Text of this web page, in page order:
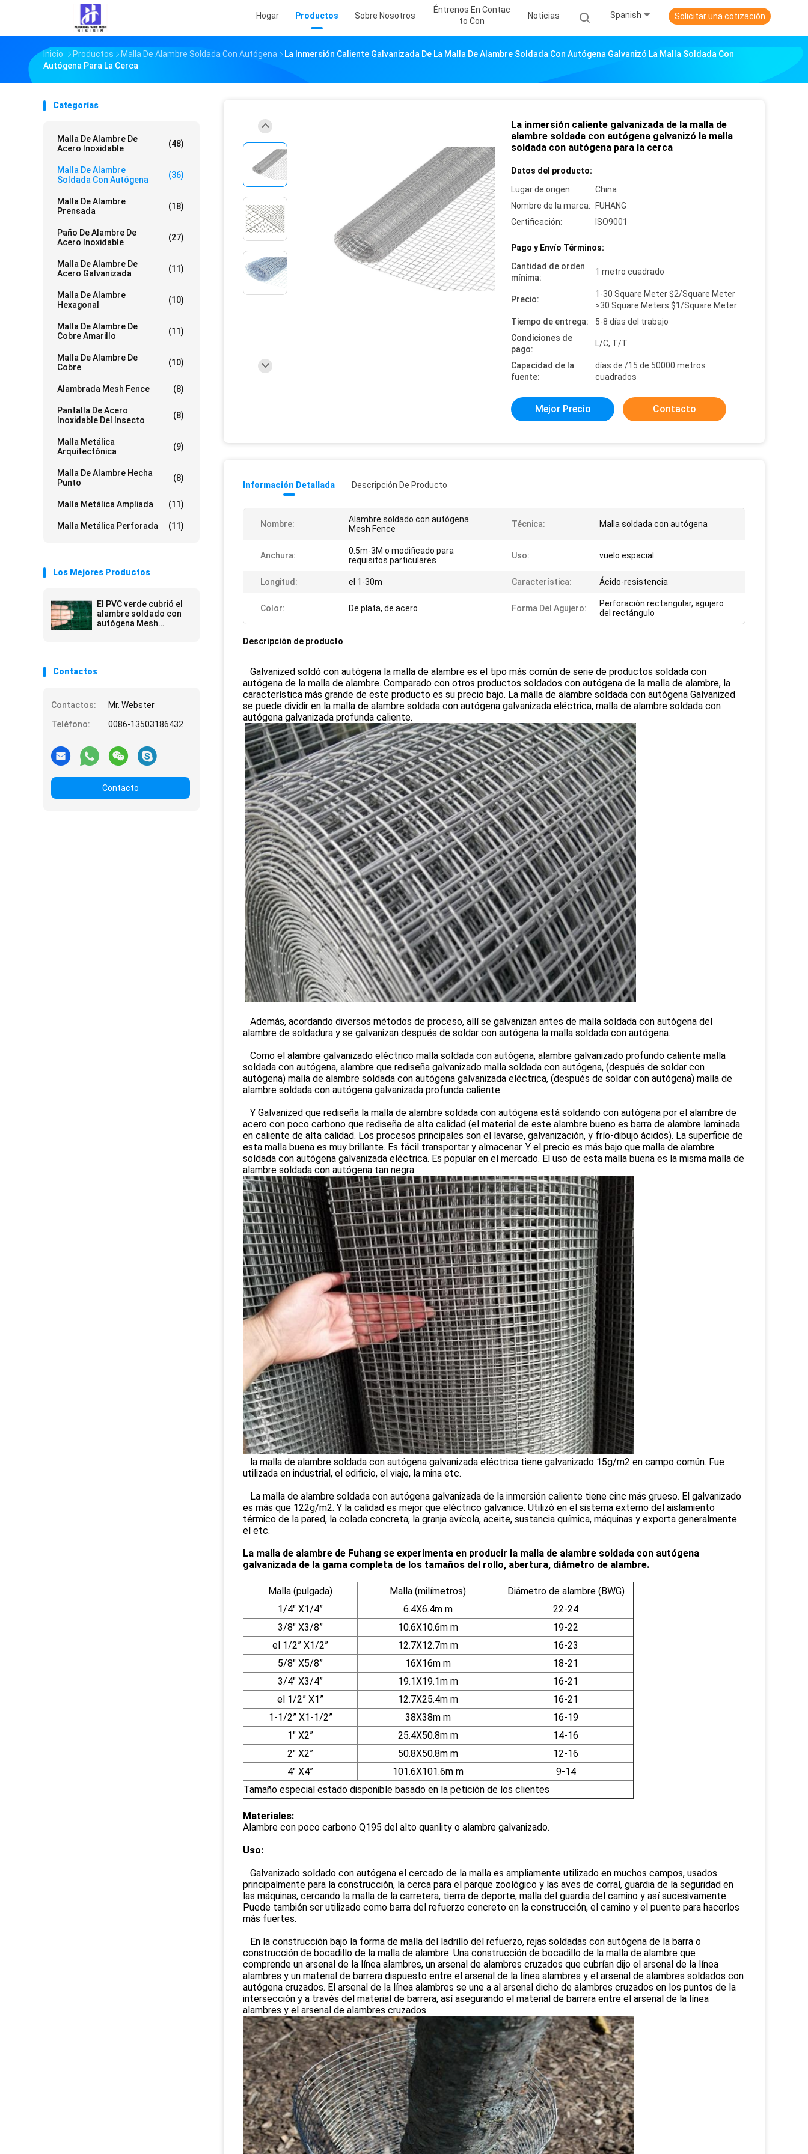
Hogar Productos Sobre Nosotros
Éntrenos En Contac
To Con
Noticias Spanish Solicitar una cotización
Inicio Productos Malla De Alambre Soldada Con Autógena
La Inmersión Caliente Galvanizada De La Malla De Alambre Soldada Con Autógena Galvanizó La Malla Soldada Con
Autógena Para La Cerca
Categorías
Malla De Alambre De
Acero Inoxidable
(48)
Malla De Alambre
Soldada Con Autógena
(36)
Malla De Alambre
Prensada
(18)
Paño De Alambre De
Acero Inoxidable
(27)
Malla De Alambre De
Acero Galvanizada
(11)
Malla De Alambre
Hexagonal
(10)
Malla De Alambre De
Cobre Amarillo
(11)
Malla De Alambre De
Cobre
(10)
Alambrada Mesh Fence (8)
Pantalla De Acero
Inoxidable Del Insecto
(8)
Malla Metálica
Arquitectónica
(9)
Malla De Alambre Hecha
Punto
(8)
Malla Metálica Ampliada (11)
Malla Metálica Perforada (11)
Los Mejores Productos
El PVC verde cubrió el
alambre soldado con
autógena Mesh
Contactos
Contactos:
Mr. Webster
Teléfono:
0086-13503186432
Contacto
La inmersión caliente galvanizada de la malla de
alambre soldada con autógena galvanizó la malla
soldada con autógena para la cerca
Datos del producto:
Lugar de origen:
China
Nombre de la marca:
FUHANG
Certificación:
ISO9001
Pago y Envío Términos:
Cantidad de orden
mínima:
1 metro cuadrado
Precio:
1-30 Square Meter $2/Square Meter
>30 Square Meters $1/Square Meter
Tiempo de entrega:
5-8 días del trabajo
Condiciones de
pago:
L/C, T/T
Capacidad de la
fuente:
días de /15 de 50000 metros
cuadrados
Mejor Precio Contacto
Información Detallada Descripción De Producto
Nombre:
Alambre soldado con autógena
Mesh Fence
Técnica: Malla soldada con autógena
Anchura:
0.5m-3M o modificado para
requisitos particulares
Uso: vuelo espacial
Longitud: el 1-30m Característica: Ácido-resistencia
Color: De plata, de acero Forma Del Agujero:
Perforación rectangular, agujero
del rectángulo
Descripción de producto
Galvanized soldó con autógena la malla de alambre es el tipo más común de serie de productos soldada con
autógena de la malla de alambre. Comparado con otros productos soldados con autógena de la malla de alambre, la
característica más grande de este producto es su precio bajo. La malla de alambre soldada con autógena Galvanized
se puede dividir en la malla de alambre soldada con autógena galvanizada eléctrica, malla de alambre soldada con
autógena galvanizada profunda caliente.
Además, acordando diversos métodos de proceso, allí se galvanizan antes de malla soldada con autógena del
alambre de soldadura y se galvanizan después de soldar con autógena la malla soldada con autógena.
Como el alambre galvanizado eléctrico malla soldada con autógena, alambre galvanizado profundo caliente malla
soldada con autógena, alambre que rediseña galvanizado malla soldada con autógena, (después de soldar con
autógena) malla de alambre soldada con autógena galvanizada eléctrica, (después de soldar con autógena) malla de
alambre soldada con autógena galvanizada profunda caliente.
Y Galvanized que rediseña la malla de alambre soldada con autógena está soldando con autógena por el alambre de
acero con poco carbono que rediseña de alta calidad (el material de este alambre bueno es barra de alambre laminada
en caliente de alta calidad. Los procesos principales son el lavarse, galvanización, y frío-dibujo ácidos). La superficie de
esta malla buena es muy brillante. Es fácil transportar y almacenar. Y el precio es más bajo que malla de alambre
soldada con autógena galvanizada eléctrica. Es popular en el mercado. El uso de esta malla buena es la misma malla de
alambre soldada con autógena tan negra.
la malla de alambre soldada con autógena galvanizada eléctrica tiene galvanizado 15g/m2 en campo común. Fue
utilizada en industrial, el edificio, el viaje, la mina etc.
La malla de alambre soldada con autógena galvanizada de la inmersión caliente tiene cinc más grueso. El galvanizado
es más que 122g/m2. Y la calidad es mejor que eléctrico galvanice. Utilizó en el sistema externo del aislamiento
térmico de la pared, la colada concreta, la granja avícola, aceite, sustancia química, máquinas y exporta generalmente
el etc.
La malla de alambre de Fuhang se experimenta en producir la malla de alambre soldada con autógena
galvanizada de la gama completa de los tamaños del rollo, abertura, diámetro de alambre.
Malla (pulgada) Malla (milímetros)
Diámetro de alambre (BWG)
1/4" X1/4”
6.4X6.4m m
22-24
3/8" X3/8”
10.6X10.6m m
19-22
el 1/2” X1/2”
12.7X12.7m m
16-23
5/8" X5/8”
16X16m m
18-21
3/4" X3/4”
19.1X19.1m m
16-21
el 1/2” X1”
12.7X25.4m m
16-21
1-1/2” X1-1/2”
38X38m m
16-19
1" X2”
25.4X50.8m m
14-16
2" X2”
50.8X50.8m m
12-16
4" X4”
101.6X101.6m m
9-14
Tamaño especial estado disponible basado en la petición de los clientes
Materiales:
Alambre con poco carbono Q195 del alto quanlity o alambre galvanizado.
Uso:
Galvanizado soldado con autógena el cercado de la malla es ampliamente utilizado en muchos campos, usados
principalmente para la construcción, la cerca para el parque zoológico y las aves de corral, guardia de la seguridad en
las máquinas, cercando la malla de la carretera, tierra de deporte, malla del guardia del camino y así sucesivamente.
Puede también ser utilizado como barra del refuerzo concreto en la construcción, el camino y el puente para hacerlos
más fuertes.
En la construcción bajo la forma de malla del ladrillo del refuerzo, rejas soldadas con autógena de la barra o
construcción de bocadillo de la malla de alambre. Una construcción de bocadillo de la malla de alambre que
comprende un arsenal de la línea alambres, un arsenal de alambres cruzados que cubrían dijo el arsenal de la línea
alambres y un material de barrera dispuesto entre el arsenal de la línea alambres y el arsenal de alambres soldados con
autógena cruzados. El arsenal de la línea alambres se une a al arsenal dicho de alambres cruzados en los puntos de la
intersección y a través del material de barrera, así asegurando el material de barrera entre el arsenal de la línea
alambres y el arsenal de alambres cruzados.